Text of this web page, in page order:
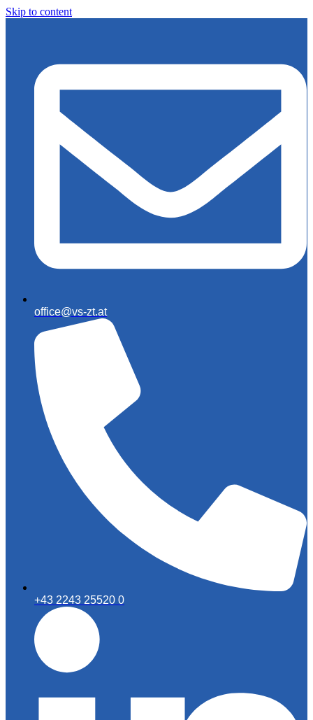
Skip to content
office@vs-zt.at
+43 2243 25520 0